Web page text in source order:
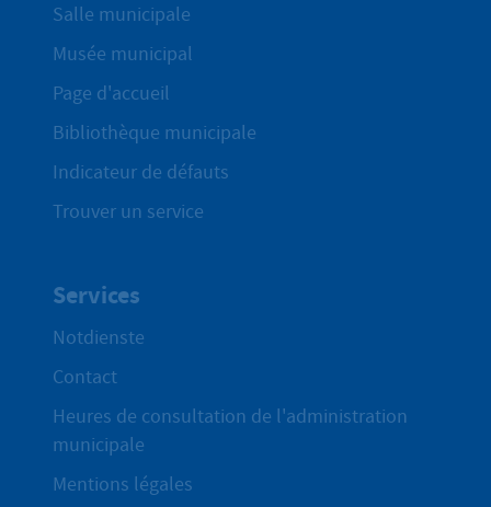
Salle municipale
Musée municipal
Page d'accueil
Bibliothèque municipale
Indicateur de défauts
Trouver un service
Services
Notdienste
Contact
Heures de consultation de l'administration
municipale
Mentions légales